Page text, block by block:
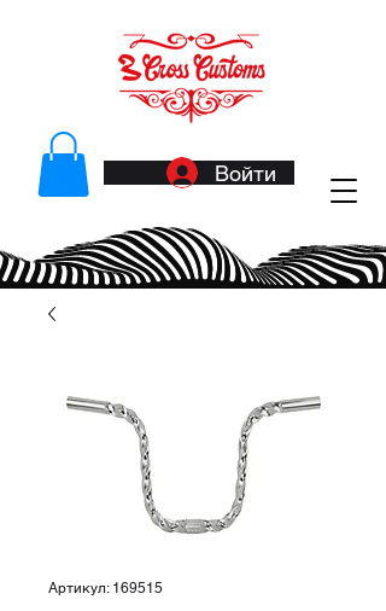
Войти
Артикул: 169515